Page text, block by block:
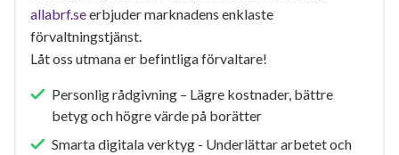
allabrf.seerbjuder marknadens enklaste
förvaltningstjänst.
Låt oss utmana er befintliga förvaltare!
Personlig rådgivning – Lägre kostnader, bättre
betyg och högre värde på borätter
Smarta digitala verktyg - Underlättar arbetet och